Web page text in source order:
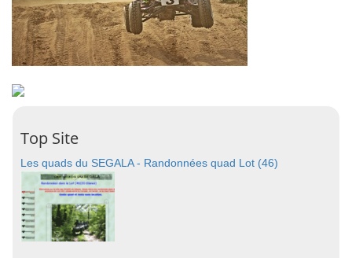
Top Site
Les quads du SEGALA - Randonnées quad Lot (46)